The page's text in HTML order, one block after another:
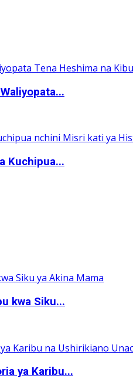
Kuchipua...
kwa Siku...
ya Karibu...